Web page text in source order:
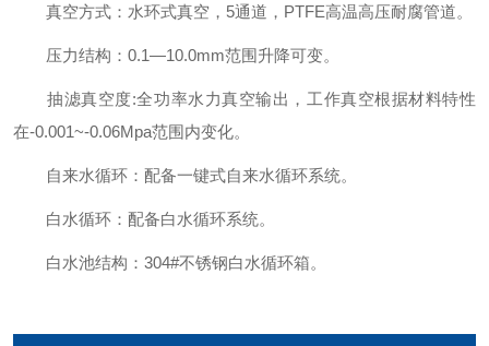
真空方式：水环式真空，5通道，PTFE高温高压耐腐管道。
压力结构：0.1—10.0mm范围升降可变。
抽滤真空度:全功率水力真空输出，工作真空根据材料特性
在-0.001~-0.06Mpa范围内变化。
自来水循环：配备一键式自来水循环系统。
白水循环：配备白水循环系统。
白水池结构：304#不锈钢白水循环箱。